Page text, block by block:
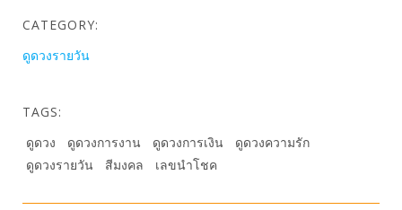
CATEGORY:
ดูดวงรายวัน
TAGS:
ดูดวง
ดูดวงการงาน ดูดวงการเงิน
ดูดวงความรัก
ดูดวงรายวัน
สีมงคล เลขนำโชค